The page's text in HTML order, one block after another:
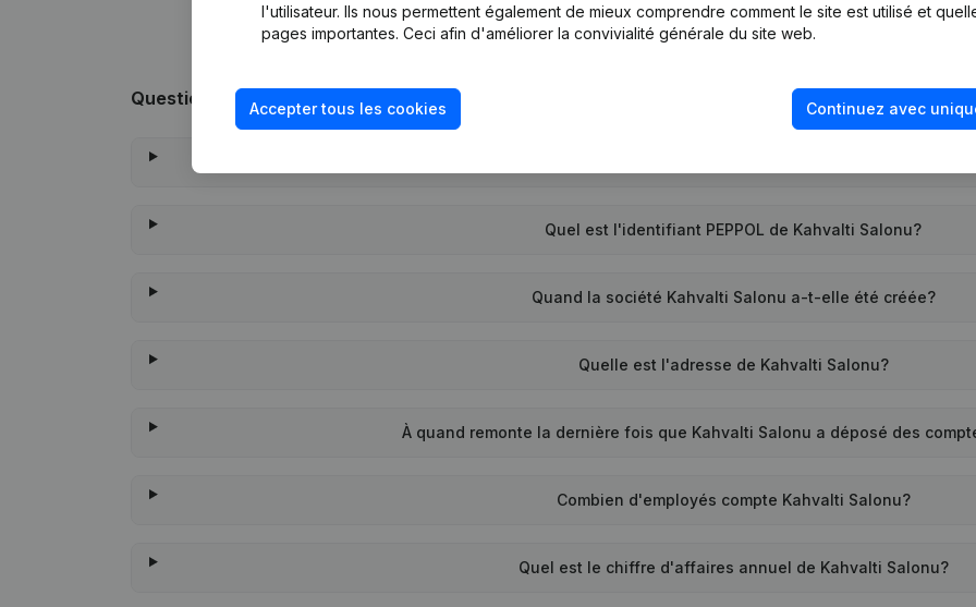
Questions fréquemment posées
Quel est l'identifiant PEPPOL de Kahvalti Salonu?
Quand la société Kahvalti Salonu a-t-elle été créée?
Quelle est l'adresse de Kahvalti Salonu?
À quand remonte la dernière fois que Kahvalti Salonu a déposé des
Combien d'employés compte Kahvalti Salonu?
Quel est le chiffre d'affaires annuel de Kahvalti Salonu?
l'utilisateur. Ils nous permettent également de mieux comprendre comment le site est utilisé et
pages importantes. Ceci afin d'améliorer la convivialité générale du site web.
Accepter tous les cookies Continuez avec